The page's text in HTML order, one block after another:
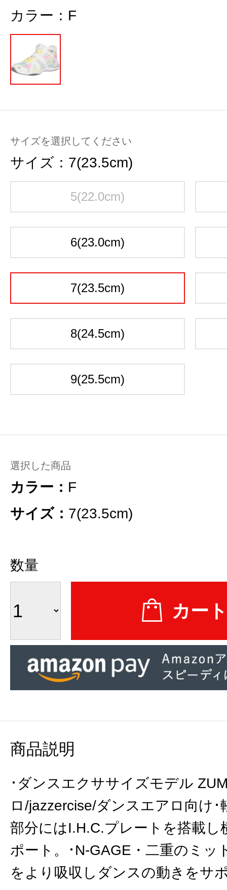
カラー： F
サイズを選択してください
サイズ： 7(23.5cm)
5(22.0cm)
6(23.0cm)
7(23.5cm)
8(24.5cm)
9(25.5cm)
選択した商品
カラー： F
サイズ： 7(23.5cm)
数量
商品説明
･ダンスエクササイズモデル
ロ/jazzercise/ダンスエアロ向け･
部分にはI.H.C.プレートを搭載し
ポート。･N-GAGE・二重のミッ
をより吸収しダンスの動きをサ